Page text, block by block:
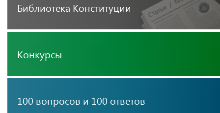
Библиотека Конституции
Конкурсы
100 вопросов и 100 ответов